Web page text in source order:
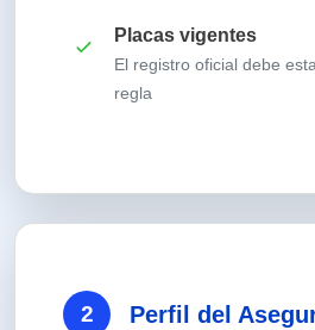
Placas vigentes
El registro oficial debe
regla
2 Perfil del